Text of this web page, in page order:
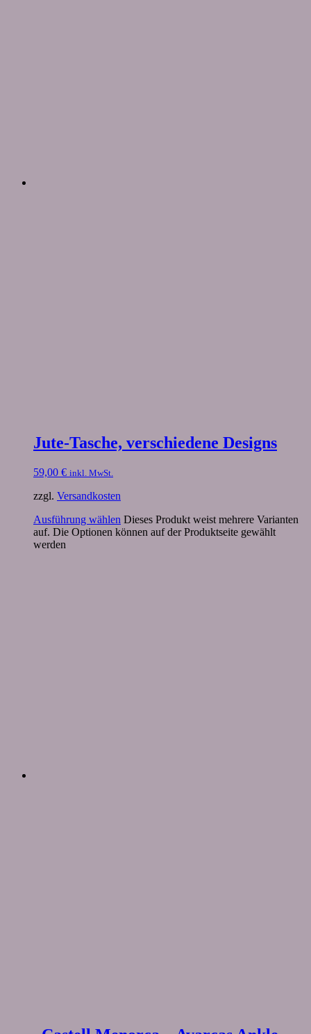
Jute-Tasche, verschiedene Designs
59,00 € inkl. MwSt.
zzgl. Versandkosten
Ausführung wählen Dieses Produkt weist mehrere Varianten
auf. Die Optionen können auf der Produktseite gewählt
werden